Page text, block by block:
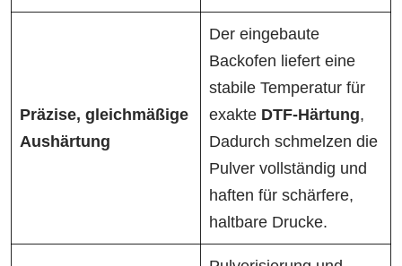
Präzise, gleichmäßige
Aushärtung
Der eingebaute
Backofen liefert eine
stabile Temperatur für
exakte DTF-Härtung,
Dadurch schmelzen die
Pulver vollständig und
haften für schärfere,
haltbare Drucke.